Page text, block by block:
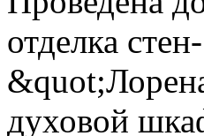
отделка
духовой